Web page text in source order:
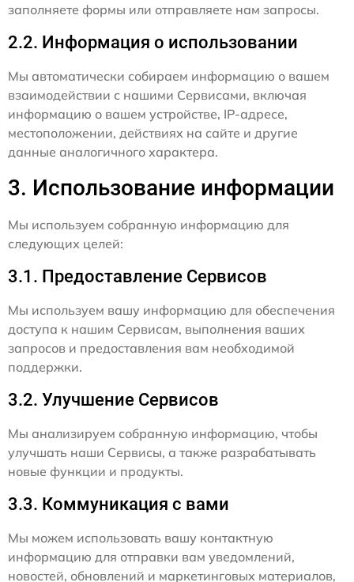
заполняете формы или отправляете нам запросы.
2.2. Информация о использовании
Мы автоматически собираем информацию о вашем
взаимодействии с нашими Сервисами, включая
информацию о вашем устройстве, IP-адресе,
местоположении, действиях на сайте и другие
данные аналогичного характера.
3. Использование информации
Мы используем собранную информацию для
следующих целей:
3.1. Предоставление Сервисов
Мы используем вашу информацию для обеспечения
доступа к нашим Сервисам, выполнения ваших
запросов и предоставления вам необходимой
поддержки.
3.2. Улучшение Сервисов
Мы анализируем собранную информацию, чтобы
улучшать наши Сервисы, а также разрабатывать
новые функции и продукты.
3.3. Коммуникация с вами
Мы можем использовать вашу контактную
информацию для отправки вам уведомлений,
новостей, обновлений и маркетинговых материалов,